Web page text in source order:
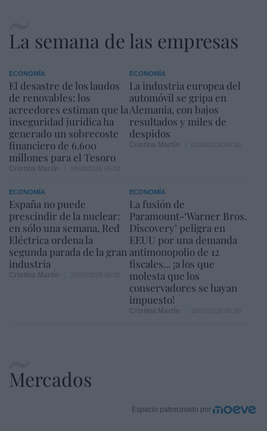
La semana de las empresas
ECONOMÍA
El desastre de los laudos
de renovables: los
acreedores estiman que la
inseguridad jurídica ha
generado un sobrecoste
financiero de 6.600
millones para el Tesoro
ECONOMÍA
La industria europea del
automóvil se gripa en
Alemania, con bajos
resultados y miles de
despidos
ECONOMÍA
España no puede
prescindir de la nuclear:
en sólo una semana, Red
Eléctrica ordena la
segunda parada de la gran
industria
ECONOMÍA
La fusión de
Paramount-‘Warner Bros.
Discovery’ peligra en
EEUU por una demanda
antimonopolio de 12
fiscales... ¡a los que
molesta que los
conservadores se hayan
impuesto!
Mercados
Espacio patrocinado por